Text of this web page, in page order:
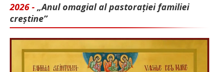
2026 - „Anul omagial al pastorației familiei
creștine”